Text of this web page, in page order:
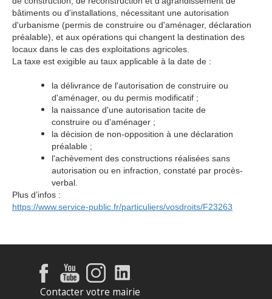
bâtiments ou d'installations, nécessitant une autorisation
d'urbanisme (permis de construire ou d'aménager, déclaration
préalable), et aux opérations qui changent la destination des
locaux dans le cas des exploitations agricoles.
La taxe est exigible au taux applicable à la date de :
la délivrance de l'autorisation de construire ou
d'aménager, ou du permis modificatif ;
la naissance d'une autorisation tacite de
construire ou d'aménager ;
la décision de non-opposition à une déclaration
préalable ;
l'achèvement des constructions réalisées sans
autorisation ou en infraction, constaté par procès-
verbal.
Plus d’infos :
https://www.service-public.fr/particuliers/vosdroits/F23263
Contacter votre mairie